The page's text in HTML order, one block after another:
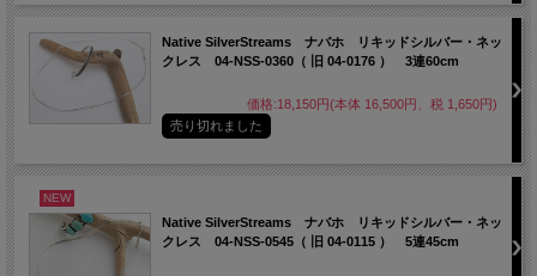
Native SilverStreams ナバホ リキッドシルバー・ネッ
クレス 04-NSS-0360（ 旧 04-0176 ） 3連60cm
価格:18,150円(本体 16,500円、税 1,650円)
売り切れました
NEW
Native SilverStreams ナバホ リキッドシルバー・ネッ
クレス 04-NSS-0545（ 旧 04-0115 ） 5連45cm